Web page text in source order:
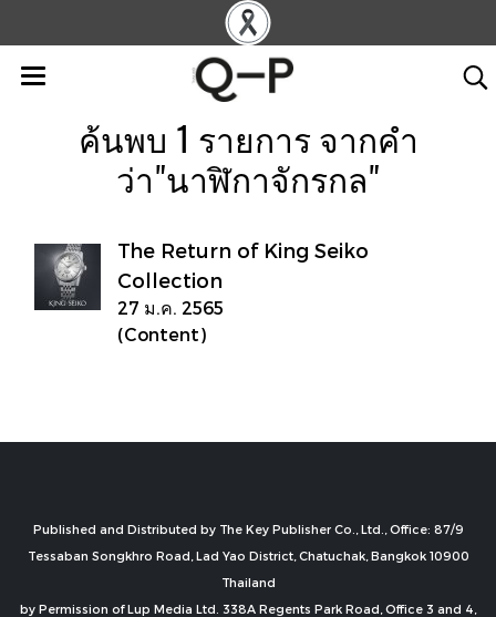
ค้นพบ 1 รายการ จากคำ
ว่า"นาฬิกาจักรกล"
The Return of King Seiko
Collection
27 ม.ค. 2565
(Content)
Published and Distributed by The Key Publisher Co., Ltd., Office: 87/9
Tessaban Songkhro Road, Lad Yao District, Chatuchak, Bangkok 10900
Thailand
by Permission of Lup Media Ltd. 338A Regents Park Road, Office 3 and 4,